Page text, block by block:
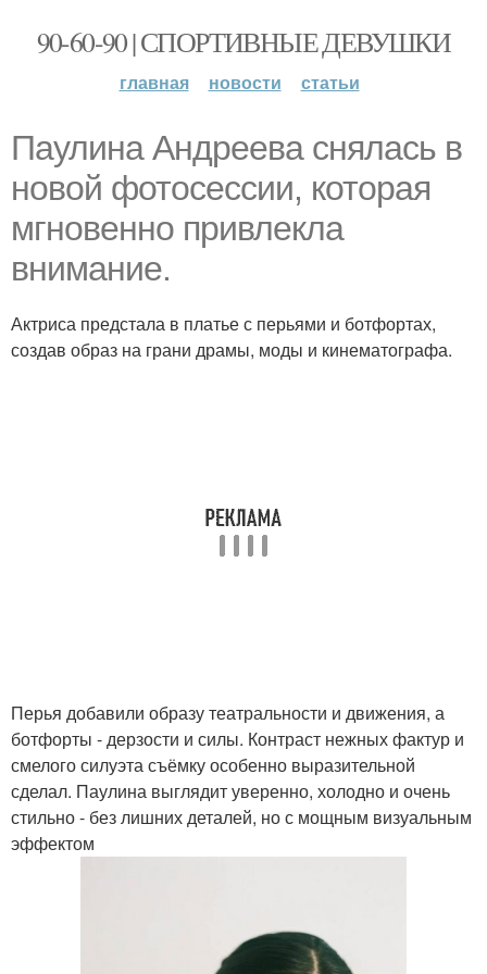
90-60-90 | СПОРТИВНЫЕ ДЕВУШКИ
главная новости статьи
Паулина Андреева снялась в
новой фотосессии, которая
мгновенно привлекла
внимание.
Актриса предстала в платье с перьями и ботфортах,
создав образ на грани драмы, моды и кинематографа.
Перья добавили образу театральности и движения, а
ботфорты - дерзости и силы. Контраст нежных фактур и
смелого силуэта съёмку особенно выразительной
сделал. Паулина выглядит уверенно, холодно и очень
стильно - без лишних деталей, но с мощным визуальным
эффектом